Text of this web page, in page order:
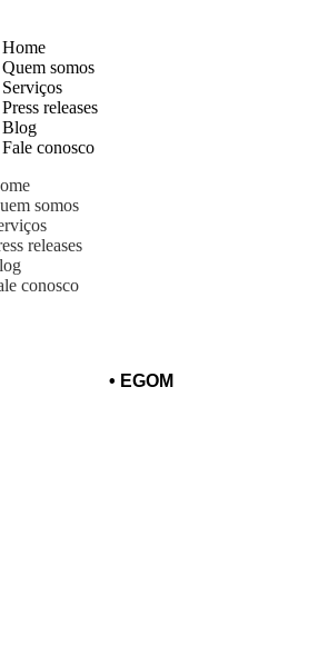
Home
Quem somos
Serviços
Press releases
Blog
Fale conosco
somos
releases
conosco
• EGOM